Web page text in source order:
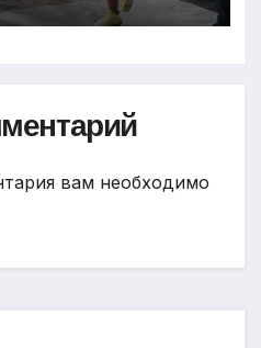
вам необходимо